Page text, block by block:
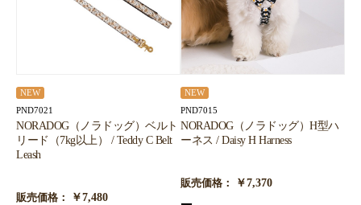
NEW
PND7021
NORADOG（ノラドッグ）ベルト
リード（7kg以上） / Teddy C Belt
Leash
販売価格： ￥7,480
NEW
PND7015
NORADOG（ノラドッグ）H型ハ
ーネス / Daisy H Harness
販売価格： ￥7,370